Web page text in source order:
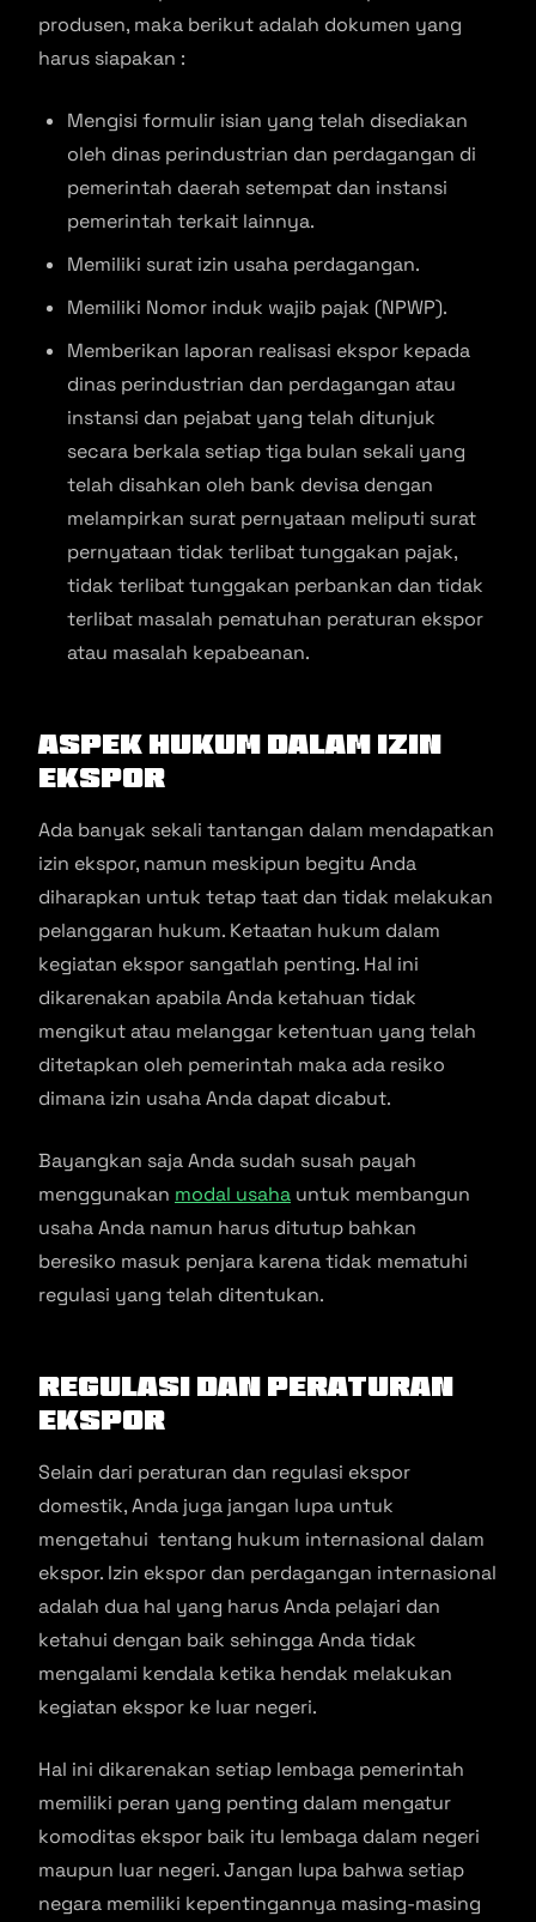
produsen, maka berikut adalah dokumen yang
harus siapakan :
Mengisi formulir isian yang telah disediakan
oleh dinas perindustrian dan perdagangan di
pemerintah daerah setempat dan instansi
pemerintah terkait lainnya.
Memiliki surat izin usaha perdagangan.
Memiliki Nomor induk wajib pajak (NPWP).
Memberikan laporan realisasi ekspor kepada
dinas perindustrian dan perdagangan atau
instansi dan pejabat yang telah ditunjuk
secara berkala setiap tiga bulan sekali yang
telah disahkan oleh bank devisa dengan
melampirkan surat pernyataan meliputi surat
pernyataan tidak terlibat tunggakan pajak,
tidak terlibat tunggakan perbankan dan tidak
terlibat masalah pematuhan peraturan ekspor
atau masalah kepabeanan.
Aspek Hukum dalam Izin
Ekspor
Ada banyak sekali tantangan dalam mendapatkan
izin ekspor, namun meskipun begitu Anda
diharapkan untuk tetap taat dan tidak melakukan
pelanggaran hukum. Ketaatan hukum dalam
kegiatan ekspor sangatlah penting. Hal ini
dikarenakan apabila Anda ketahuan tidak
mengikut atau melanggar ketentuan yang telah
ditetapkan oleh pemerintah maka ada resiko
dimana izin usaha Anda dapat dicabut.
Bayangkan saja Anda sudah susah payah
menggunakan modal usaha untuk membangun
usaha Anda namun harus ditutup bahkan
beresiko masuk penjara karena tidak mematuhi
regulasi yang telah ditentukan.
Regulasi dan Peraturan
Ekspor
Selain dari peraturan dan regulasi ekspor
domestik, Anda juga jangan lupa untuk
mengetahui tentang hukum internasional dalam
ekspor. Izin ekspor dan perdagangan internasional
adalah dua hal yang harus Anda pelajari dan
ketahui dengan baik sehingga Anda tidak
mengalami kendala ketika hendak melakukan
kegiatan ekspor ke luar negeri.
Hal ini dikarenakan setiap lembaga pemerintah
memiliki peran yang penting dalam mengatur
komoditas ekspor baik itu lembaga dalam negeri
maupun luar negeri. Jangan lupa bahwa setiap
negara memiliki kepentingannya masing-masing